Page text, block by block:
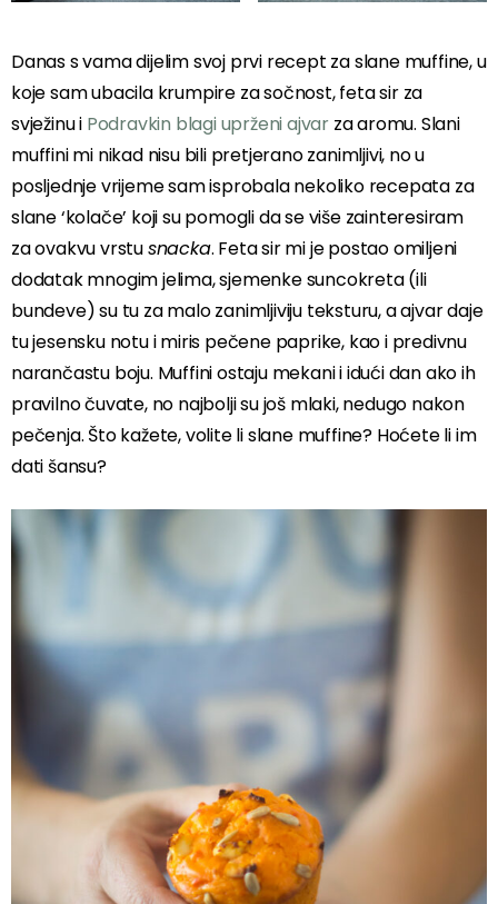
Danas s vama dijelim svoj prvi recept za slane muffine, u
koje sam ubacila krumpire za sočnost, feta sir za
svježinu i Podravkin blagi uprženi ajvar za aromu. Slani
muffini mi nikad nisu bili pretjerano zanimljivi, no u
posljednje vrijeme sam isprobala nekoliko recepata za
slane ‘kolače’ koji su pomogli da se više zainteresiram
za ovakvu vrstusnacka. Feta sir mi je postao omiljeni
dodatak mnogim jelima, sjemenke suncokreta (ili
bundeve) su tu za malo zanimljiviju teksturu, a ajvar daje
tu jesensku notu i miris pečene paprike, kao i predivnu
narančastu boju. Muffini ostaju mekani i idući dan ako ih
pravilno čuvate, no najbolji su još mlaki, nedugo nakon
pečenja. Što kažete, volite li slane muffine? Hoćete li im
dati šansu?